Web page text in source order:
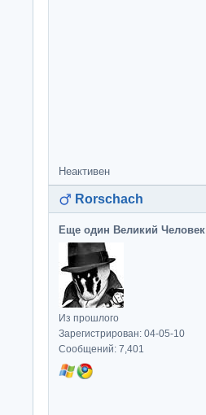
Неактивен
Rorschach
Еще один Великий Человек
Из прошлого
Зарегистрирован: 04-05-10
Сообщений: 7,401